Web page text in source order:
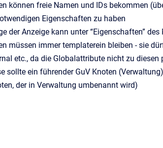
können freie Namen und IDs bekommen
Eigenschaften zu haben
der Anzeige kann unter “Eigenschaften”
müssen immer templaterein bleiben - sie
etc., da die Globalattribute nicht zu diesen
sollte ein führender GuV Knoten
der in Verwaltung umbenannt wird)